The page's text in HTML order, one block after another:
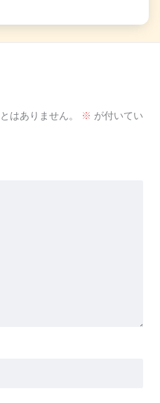
はありません。 ※ が付いてい